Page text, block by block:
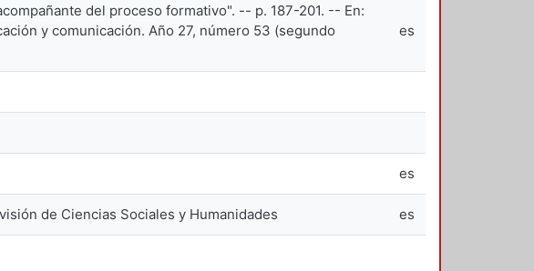
del proceso formativo". -- p. 187-201. -- En:
y comunicación. Año 27, número 53 (segundo
es
es
de Ciencias Sociales y Humanidades es